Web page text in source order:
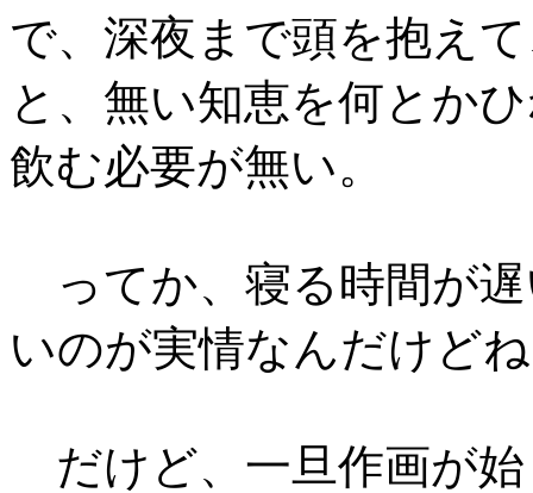
で、深夜まで頭を抱え
と、無い知恵を何とか
飲む必要が無い。
ってか、寝る時間が
いのが実情なんだけど
だけど、一旦作画が